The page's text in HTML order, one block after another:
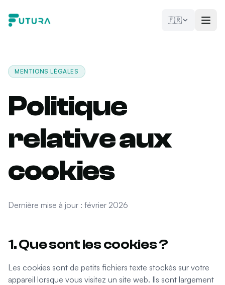
🇫🇷
MENTIONS LÉGALES
Politique
relative aux
cookies
Dernière mise à jour : février 2026
1. Que sont les cookies ?
Les cookies sont de petits fichiers texte stockés sur votre
appareil lorsque vous visitez un site web. Ils sont largement